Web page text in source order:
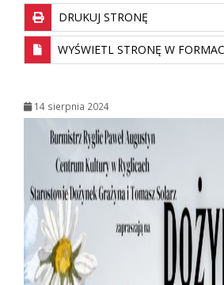
DRUKUJ STRONĘ
WYŚWIETL STRONĘ W
14 sierpnia 2024